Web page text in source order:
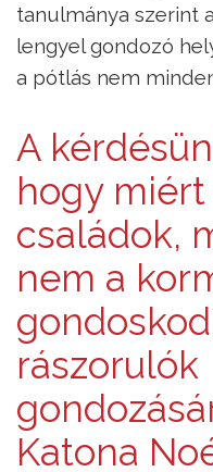
tanulmánya szerint
lengyel gondozó
a pótlás nem
A
hogy miért
családok,
nem a
rászorulók
Katona